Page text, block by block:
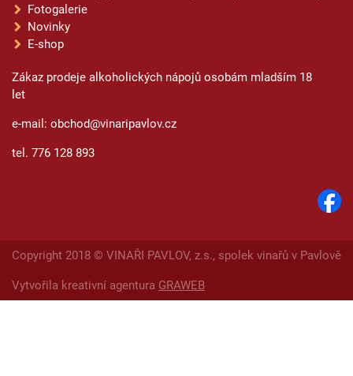
Fotogalerie
Novinky
E-shop
Zákaz prodeje alkoholických nápojů osobám mladším 18
let
e-mail: obchod@vinaripavlov.cz
tel. 776 128 893
Copyright 2018 © VINAŘI PAVLOV, z.s., spolek vinařů v Pavlově
Vytvořila kreativní agentura GRAWEB